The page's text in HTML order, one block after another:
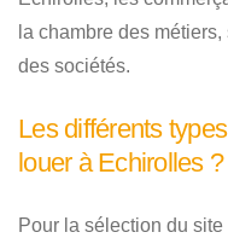
la chambre des
des sociétés.
Les différents
louer à Echirolles ?
Pour la sélection du